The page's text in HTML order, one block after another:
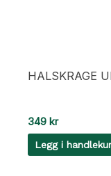
HALSKRAGE
349 kr
Legg i